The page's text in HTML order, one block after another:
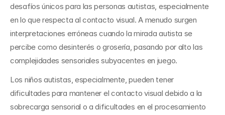
desafíos únicos para las personas autistas, especialmente
en lo que respecta al contacto visual. A menudo surgen
interpretaciones erróneas cuando la mirada autista se
percibe como desinterés o grosería, pasando por alto las
complejidades sensoriales subyacentes en juego.
Los niños autistas, especialmente, pueden tener
dificultades para mantener el contacto visual debido a la
sobrecarga sensorial o a dificultades en el procesamiento